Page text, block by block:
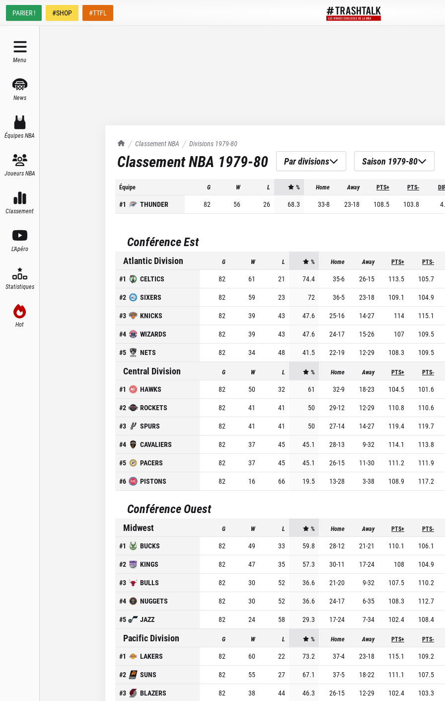
PARIER ! #SHOP #TTFL
Menu
News
Équipes NBA
Joueurs NBA
Classement
L'Apéro
Statistiques
Hot
TrashTalk Actu NBA
Classement NBA Divisions 1979-80
Classement NBA 1979-80 Par divisions Saison 1979-80
Équipe G W L % Home Away PTS+ PTS-
#1 THUNDER 82 56 26 68.3 33-8 23-18 108.5 103.8
Conférence Est
Atlantic Division G W L % Home Away PTS+ PTS-
#1 CELTICS 82 61 21 74.4 35-6 26-15 113.5 105.7
#2 SIXERS 82 59 23 72 36-5 23-18 109.1 104.9
#3 KNICKS 82 39 43 47.6 25-16 14-27 114 115.1
#4 WIZARDS 82 39 43 47.6 24-17 15-26 107 109.5
#5 NETS 82 34 48 41.5 22-19 12-29 108.3 109.5
Central Division G W L % Home Away PTS+ PTS-
#1 HAWKS 82 50 32 61 32-9 18-23 104.5 101.6
#2 ROCKETS 82 41 41 50 29-12 12-29 110.8 110.6
#3 SPURS 82 41 41 50 27-14 14-27 119.4 119.7
#4 CAVALIERS 82 37 45 45.1 28-13 9-32 114.1 113.8
#5 PACERS 82 37 45 45.1 26-15 11-30 111.2 111.9
#6 PISTONS 82 16 66 19.5 13-28 3-38 108.9 117.2
Conférence Ouest
Midwest G W L % Home Away PTS+ PTS-
#1 BUCKS 82 49 33 59.8 28-12 21-21 110.1 106.1
#2 KINGS 82 47 35 57.3 30-11 17-24 108 104.9
#3 BULLS 82 30 52 36.6 21-20 9-32 107.5 110.2
#4 NUGGETS 82 30 52 36.6 24-17 6-35 108.3 112.7
#5 JAZZ 82 24 58 29.3 17-24 7-34 102.4 108.4
Pacific Division G W L % Home Away PTS+ PTS-
#1 LAKERS 82 60 22 73.2 37-4 23-18 115.1 109.2
#2 SUNS 82 55 27 67.1 37-5 18-22 111.1 107.5
#3 BLAZERS 82 38 44 46.3 26-15 12-29 102.4 103.3